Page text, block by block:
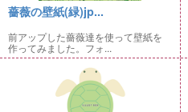
薔薇の壁紙(緑)jp...
前アップした薔薇達を使って壁紙を
作ってみました。フォ...